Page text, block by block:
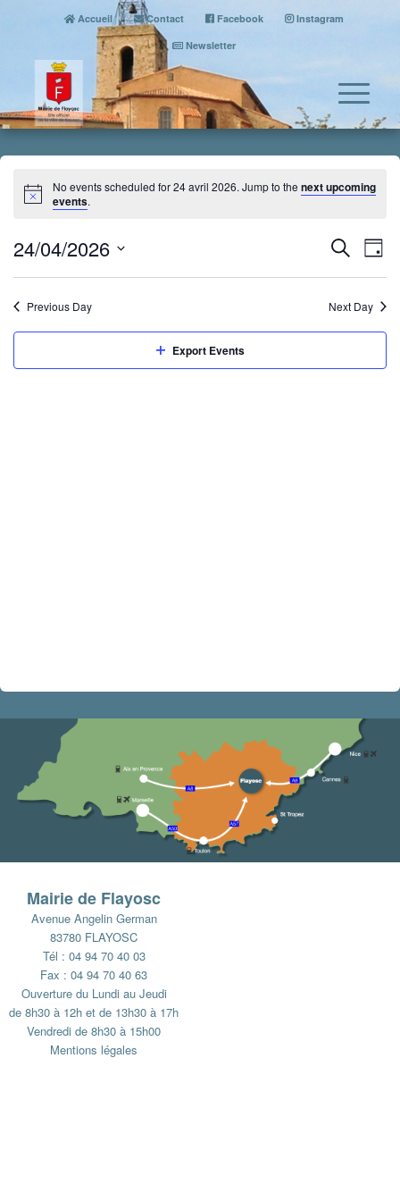
Accueil Contact Facebook
Instagram
Newsletter
No events scheduled for 24 avril 2026. Jump to the next upcoming
events.
and
Views
Search
Day
24/04/2026
Previous Day
Next Day
Export Events
Mairie de Flayosc
Avenue Angelin German
83780 FLAYOSC
Tél : 04 94 70 40 03
Fax : 04 94 70 40 63
Ouverture du Lundi au Jeudi
de 8h30 à 12h et de 13h30 à 17h
Vendredi de 8h30 à 15h00
Mentions légales